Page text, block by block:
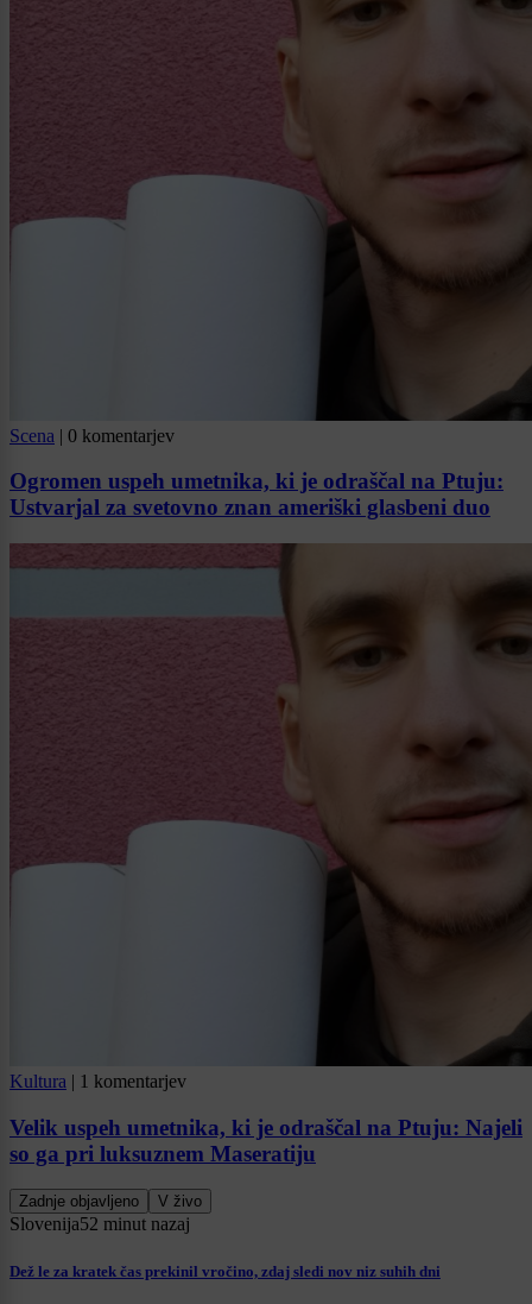
Scena | 0 komentarjev
Ogromen uspeh umetnika, ki je odraščal na Ptuju:
Ustvarjal za svetovno znan ameriški glasbeni duo
Kultura | 1 komentarjev
Velik uspeh umetnika, ki je odraščal na Ptuju: Najeli
so ga pri luksuznem Maseratiju
Zadnje objavljeno V živo
Slovenija52 minut nazaj
Dež le za kratek čas prekinil vročino, zdaj sledi nov niz suhih dni